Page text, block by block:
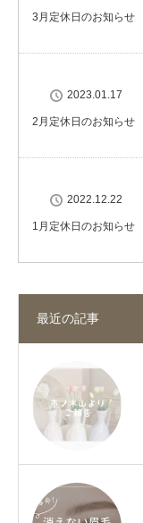
3月定休日のお知らせ
2023.01.17
2月定休日のお知らせ
2022.12.22
1月定休日のお知らせ
最近の記事